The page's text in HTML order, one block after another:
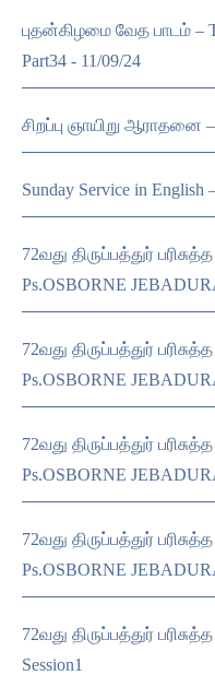
புதன்கிழமை வேத பாடம் –
Part34 - 11/09/24
சிறப்பு ஞாயிறு ஆராதனை
Sunday Service in English
72வது திருப்பத்துர்
Ps.OSBORNE
72வது திருப்பத்துர்
Ps.OSBORNE
72வது திருப்பத்துர்
Ps.OSBORNE
72வது திருப்பத்துர்
Ps.OSBORNE
72வது திருப்பத்துர்
Session1